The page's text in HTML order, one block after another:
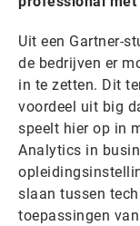
Uit een Gartner-
de bedrijven er
in te zetten. Dit
voordeel uit big
speelt hier op in
Analytics in
slaan tussen
toepassingen